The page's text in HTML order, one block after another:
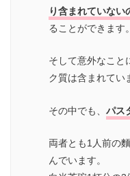
り含まれていない
ることができます。
そして意外なこと
ク質は含まれてい
その中でも、 パス
両者とも1人前の
んでいます。